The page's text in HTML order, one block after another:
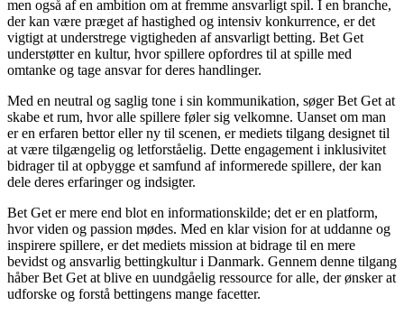
men også af en ambition om at fremme ansvarligt spil. I en branche,
der kan være præget af hastighed og intensiv konkurrence, er det
vigtigt at understrege vigtigheden af ansvarligt betting. Bet Get
understøtter en kultur, hvor spillere opfordres til at spille med
omtanke og tage ansvar for deres handlinger.
Med en neutral og saglig tone i sin kommunikation, søger Bet Get at
skabe et rum, hvor alle spillere føler sig velkomne. Uanset om man
er en erfaren bettor eller ny til scenen, er mediets tilgang designet til
at være tilgængelig og letforståelig. Dette engagement i inklusivitet
bidrager til at opbygge et samfund af informerede spillere, der kan
dele deres erfaringer og indsigter.
Bet Get er mere end blot en informationskilde; det er en platform,
hvor viden og passion mødes. Med en klar vision for at uddanne og
inspirere spillere, er det mediets mission at bidrage til en mere
bevidst og ansvarlig bettingkultur i Danmark. Gennem denne tilgang
håber Bet Get at blive en uundgåelig ressource for alle, der ønsker at
udforske og forstå bettingens mange facetter.